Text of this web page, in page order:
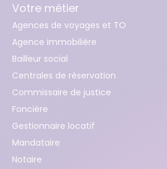
Votre métier
Agences de voyages et TO
Agence immobilière
Bailleur social
Centrales de réservation
Commissaire de justice
Foncière
Gestionnaire locatif
Mandataire
Notaire